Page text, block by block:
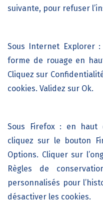
suivante, pour refuser
Sous Internet Explorer
forme de rouage en
Cliquez sur
cookies. Validez sur Ok.
Sous Firefox : en
cliquez sur le bouton
Options. Cliquer sur
Règles de
personnalisés pour
désactiver les cookies.